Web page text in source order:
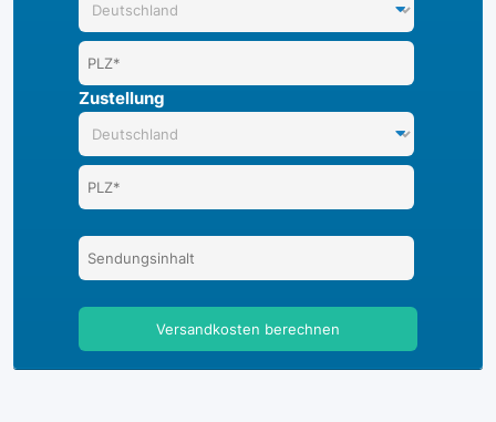
Zustellung
Versandkosten berechnen